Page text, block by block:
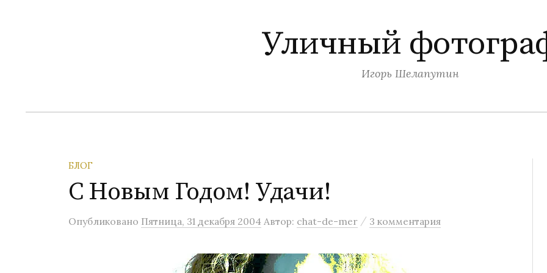
и
Уличный
Игорь Шелапутин
БЛОГ
C Новым Годом! Удачи!
Опубликовано Пятница, 31 декабря 2004 Автор: chat-de-mer / 3 комментария